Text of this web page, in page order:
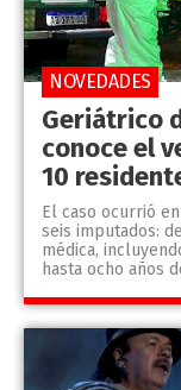
Geriátrico
conoce el
10
El caso ocurrió
seis imputados:
médica,
hasta ocho años
NOVEDADES